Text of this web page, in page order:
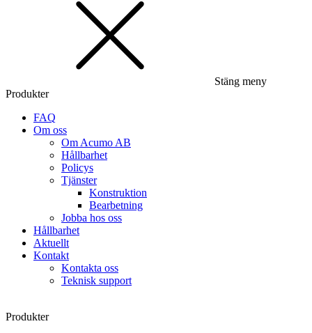
Stäng meny
Produkter
FAQ
Om oss
Om Acumo AB
Hållbarhet
Policys
Tjänster
Konstruktion
Bearbetning
Jobba hos oss
Hållbarhet
Aktuellt
Kontakt
Kontakta oss
Teknisk support
Produkter